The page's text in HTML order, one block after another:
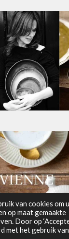
van cookies om
op maat gemaakte
Door op
met het gebruik